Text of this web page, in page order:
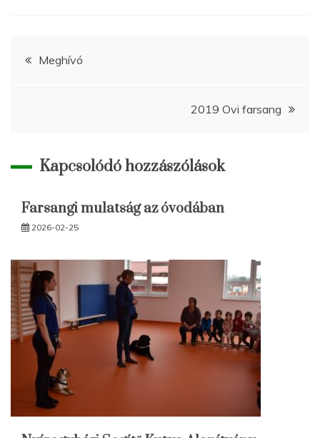
Bejegyzés
Meghívó
2019 Ovi farsang
Kapcsolódó hozzászólások
Farsangi mulatság az óvodában
2026-02-25